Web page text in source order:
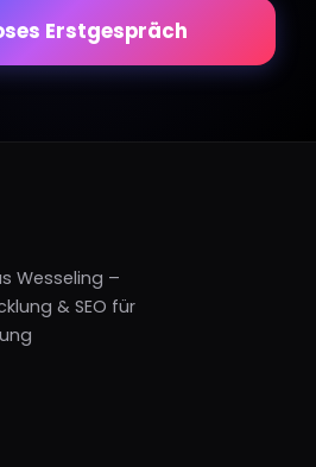
Erstgespräch
Wesseling –
& SEO für